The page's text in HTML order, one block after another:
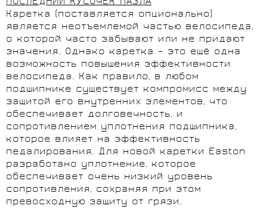
Каретка (поставляется опционально)
является неотъемлемой частью велосипеда,
о которой часто забывают или не придают
значения. Однако каретка – это ещё одна
возможность повышения эффективности
велосипеда. Как правило, в любом
подшипнике существует компромисс между
защитой его внутренних элементов, что
обеспечивает долговечность, и
сопротивлением уплотнения подшипника,
которое влияет на эффективность
педалирования. Для новой каретки Easton
разработано уплотнение, которое
обеспечивает очень низкий уровень
сопротивления, сохраняя при этом
превосходную защиту от грязи.